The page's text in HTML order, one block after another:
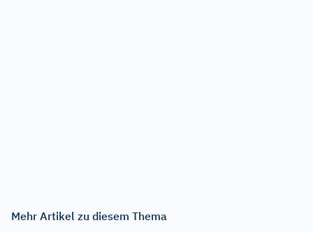
Mehr Artikel zu diesem Thema